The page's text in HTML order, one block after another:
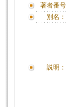
著者番号
別名：
説明：